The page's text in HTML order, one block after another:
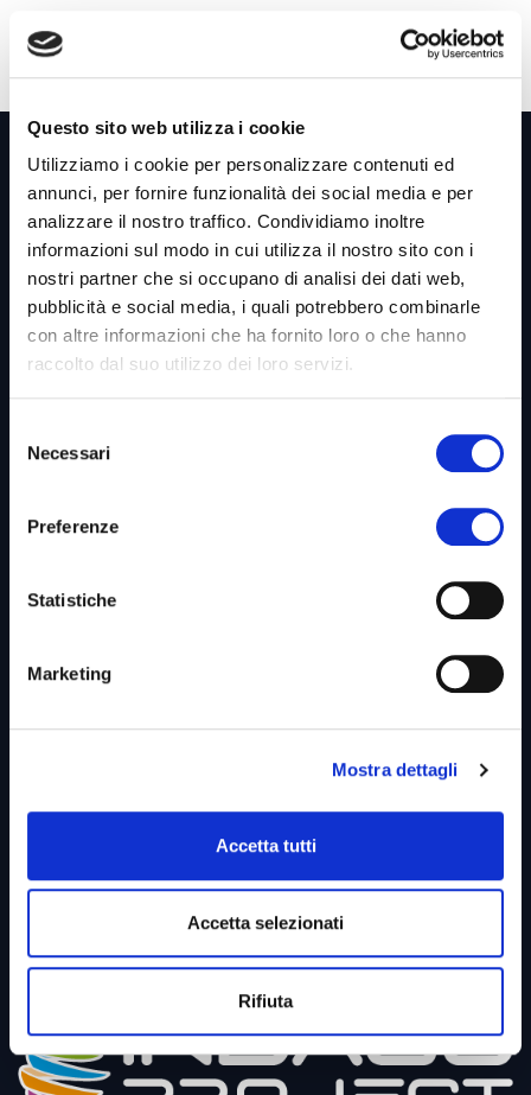
Questo sito web utilizza i cookie
Utilizziamo i cookie per personalizzare contenuti ed
annunci, per fornire funzionalità dei social media e per
analizzare il nostro traffico. Condividiamo inoltre
informazioni sul modo in cui utilizza il nostro sito con i
nostri partner che si occupano di analisi dei dati web,
pubblicità e social media, i quali potrebbero combinarle
con altre informazioni che ha fornito loro o che hanno
raccolto dal suo utilizzo dei loro servizi.
delNecessari
Preferenze
Statistiche
Marketing
Mostra dettagli
Accetta tutti
Accetta selezionati
Rifiuta
Link utili &Business Unit
Home
Codice Etico
Privacy Policy
PSM
Bilancio di Sostenibilità